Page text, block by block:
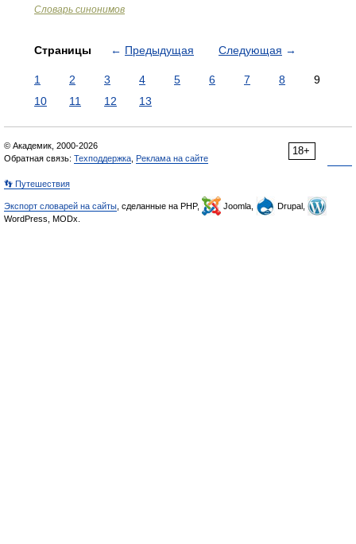
Словарь синонимов
Страницы ← Предыдущая Следующая →
1 2 3 4 5 6 7 8
9
10
11 12 13
18+
© Академик, 2000-2026
Обратная связь: Техподдержка Реклама на сайте
👣 Путешествия
Экспорт словарей на сайты , сделанные на PHP, Joomla,
Drupal,
WordPress, MODx.